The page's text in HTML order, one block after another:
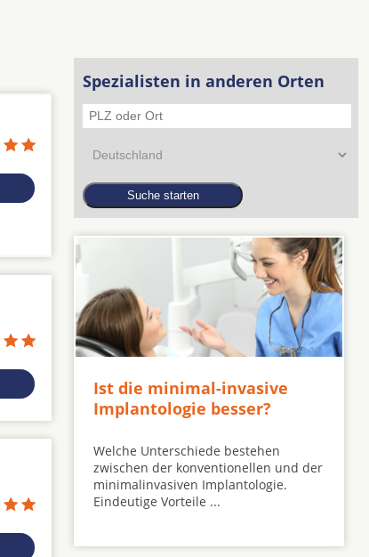
Spezialisten in anderen Orten
Ist die minimal-invasive
Implantologie besser?
Welche Unterschiede bestehen
zwischen der konventionellen und der
minimalinvasiven Implantologie.
Eindeutige Vorteile ...